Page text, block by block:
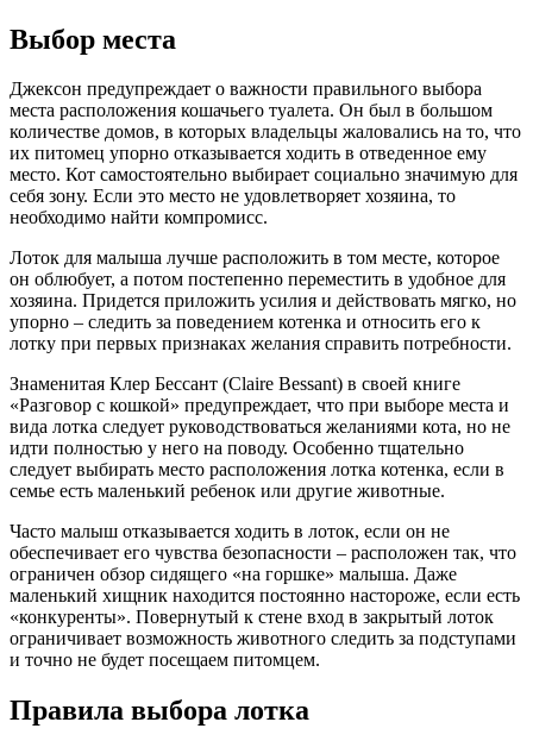
Выбор места
Джексон предупреждает о важности правильного выбора
места расположения кошачьего туалета. Он был в большом
количестве домов, в которых владельцы жаловались на то, что
их питомец упорно отказывается ходить в отведенное ему
место. Кот самостоятельно выбирает социально значимую для
себя зону. Если это место не удовлетворяет хозяина, то
необходимо найти компромисс.
Лоток для малыша лучше расположить в том месте, которое
он облюбует, а потом постепенно переместить в удобное для
хозяина. Придется приложить усилия и действовать мягко, но
упорно – следить за поведением котенка и относить его к
лотку при первых признаках желания справить потребности.
Знаменитая Клер Бессант (Claire Bessant) в своей книге
«Разговор с кошкой» предупреждает, что при выборе места и
вида лотка следует руководствоваться желаниями кота, но не
идти полностью у него на поводу. Особенно тщательно
следует выбирать место расположения лотка котенка, если в
семье есть маленький ребенок или другие животные.
Часто малыш отказывается ходить в лоток, если он не
обеспечивает его чувства безопасности – расположен так, что
ограничен обзор сидящего «на горшке» малыша. Даже
маленький хищник находится постоянно настороже, если есть
«конкуренты». Повернутый к стене вход в закрытый лоток
ограничивает возможность животного следить за подступами
и точно не будет посещаем питомцем.
Правила выбора лотка